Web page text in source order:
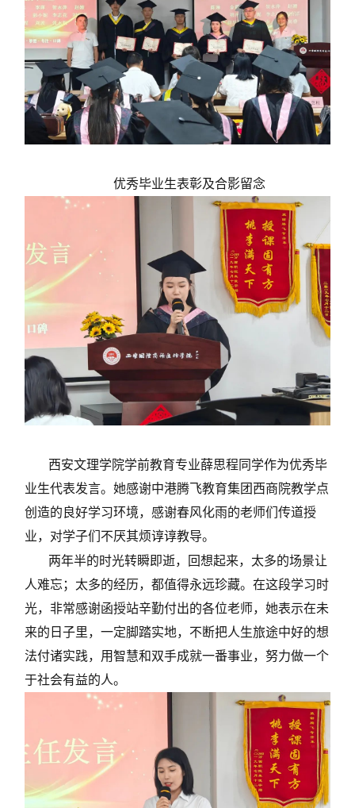
优秀毕业生表彰及合影留念
西安文理学院学前教育专业薛思程同学作为优秀毕
业生代表发言。她感谢中港腾飞教育集团西商院教学点
创造的良好学习环境，感谢春风化雨的老师们传道授
业，对学子们不厌其烦谆谆教导。
两年半的时光转瞬即逝，回想起来，太多的场景让
人难忘；太多的经历，都值得永远珍藏。在这段学习时
光，非常感谢函授站辛勤付出的各位老师，她表示在未
来的日子里，一定脚踏实地，不断把人生旅途中好的想
法付诸实践，用智慧和双手成就一番事业，努力做一个
于社会有益的人。